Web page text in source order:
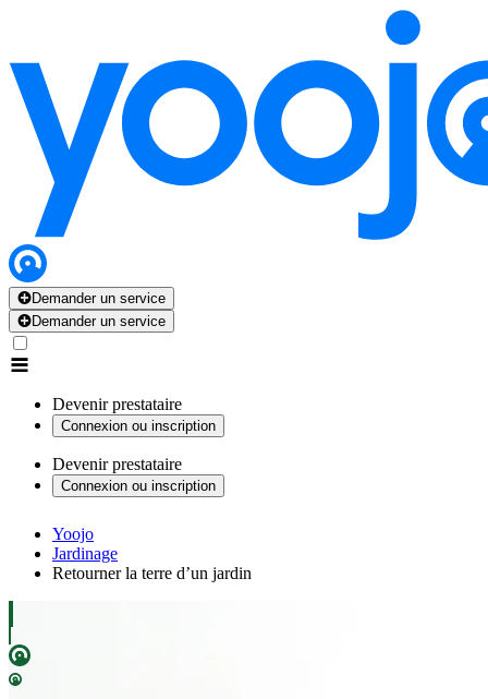
Demander un service
Demander un service
Devenir prestataire
Connexion ou inscription
Devenir prestataire
Connexion ou inscription
Yoojo
Jardinage
Retourner la terre d’un jardin